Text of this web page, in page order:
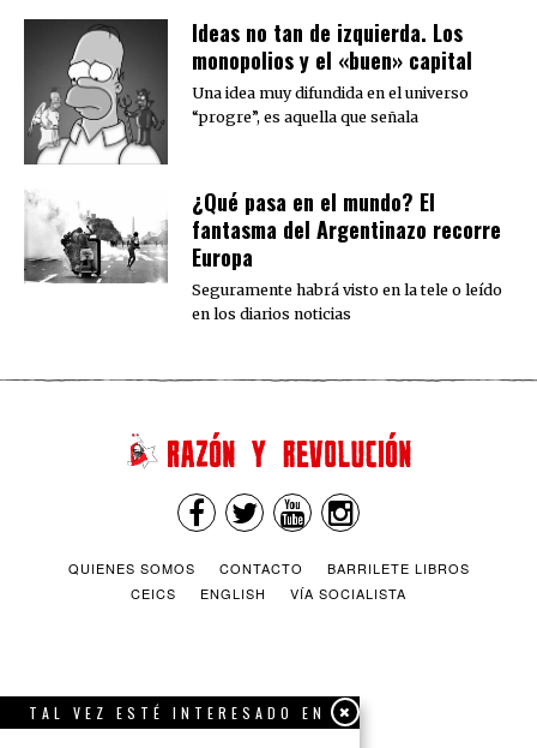
Ideas no tan de izquierda. Los
monopolios y el «buen» capital
Una idea muy difundida en el universo
“progre”, es aquella que señala
¿Qué pasa en el mundo? El
fantasma del Argentinazo recorre
Europa
Seguramente habrá visto en la tele o leído
en los diarios noticias
QUIENES SOMOS CONTACTO
BARRILETE LIBROS
CEICS
ENGLISH VÍA SOCIALISTA
TAL VEZ ESTÉ INTERESADO EN